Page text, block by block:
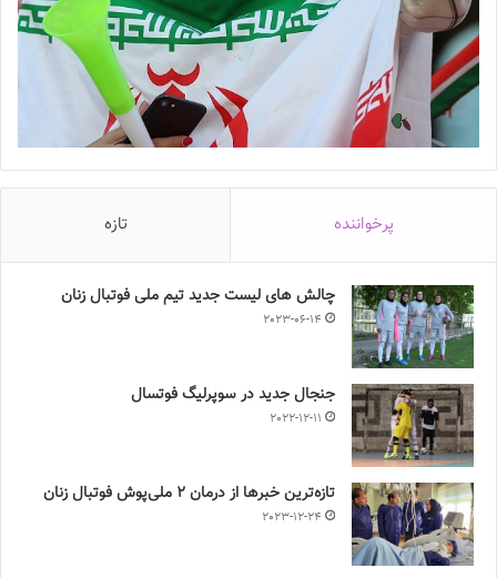
پرخواننده تازه
چالش هاى ليست جدید تيم ملى فوتبال زنان
2023-06-14
جنجال جدید در سوپرلیگ فوتسال
2022-12-11
تازه‌ترین خبرها از درمان ۲ ملی‌پوش فوتبال زنان
2023-12-24